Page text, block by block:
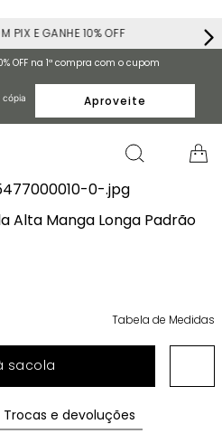
PIX E GANHE 10% OFF
OFF na 1ª compra com o cupom
Aproveite
Alta Manga Longa Padrão
Tabela de Medidas
sacola
Trocas e devoluções